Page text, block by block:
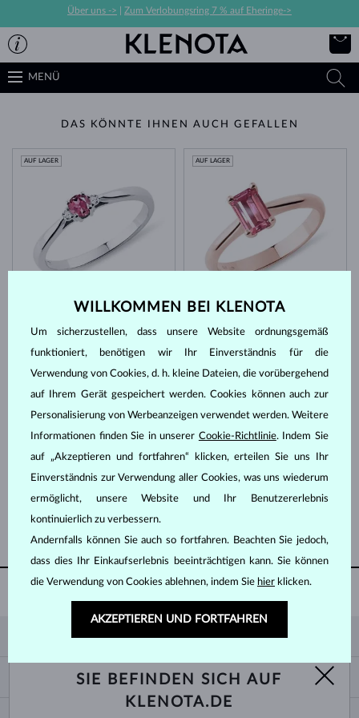
Über uns -> Zum Verlobungsring 7 % auf Eheringe->
MENÜ
DAS KÖNNTE IHNEN AUCH GEFALLEN
ROSA TURMALIN & DIAMANTEN
AUF LAGER
822 €
ROSA TURMALIN
AUF LAGER
GRÜNER TURMALIN & DIAMANTEN
AUF LAGER
1 127 €
ROSA TURMALIN & DIAMANTEN
AUF LAGER
60 TAGE
RÜCKGABERECHT
SHOWROOM
ZAHLUNG UND VERSAND
WILLKOMMEN BEI KLENOTA
Um sicherzustellen, dass unsere Website ordnungsgemäß
funktioniert, benötigen wir Ihr Einverständnis für die
Verwendung von Cookies, d. h. kleine Dateien, die vorübergehend
auf Ihrem Gerät gespeichert werden. Cookies können auch zur
Personalisierung von Werbeanzeigen verwendet werden. Weitere
Informationen finden Sie in unserer Cookie-Richtlinie. Indem Sie
auf „Akzeptieren und fortfahren“ klicken, erteilen Sie uns Ihr
Einverständnis zur Verwendung aller Cookies, was uns wiederum
ermöglicht, unsere Website und Ihr Benutzererlebnis
kontinuierlich zu verbessern.
Andernfalls können Sie auch so fortfahren. Beachten Sie jedoch,
dass dies Ihr Einkaufserlebnis beeinträchtigen kann. Sie können
die Verwendung von Cookies ablehnen, indem Sie hier klicken.
AKZEPTIEREN UND FORTFAHREN
SIE BEFINDEN SICH AUF
KLENOTA.DE